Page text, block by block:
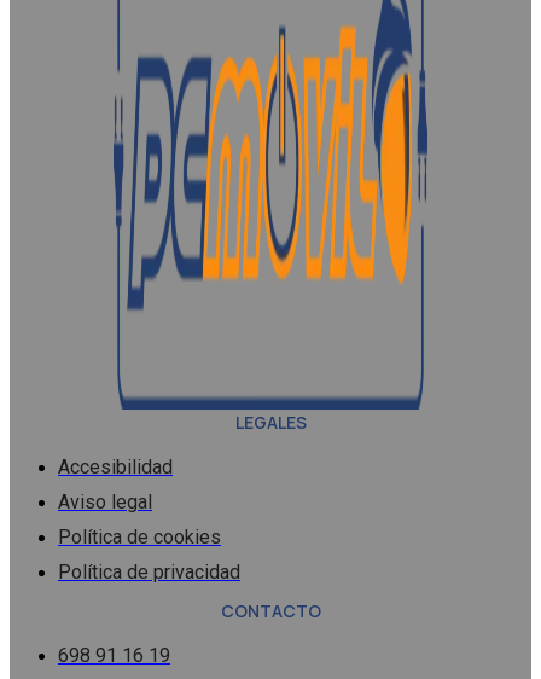
LEGALES
Accesibilidad
Aviso legal
Política de cookies
Política de privacidad
CONTACTO
698 91 16 19